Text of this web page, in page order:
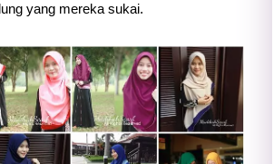
yang mereka sukai.